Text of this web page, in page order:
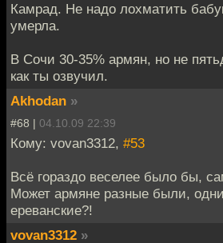
Камрад. Не надо лохматить
умерла.
В Сочи 30-35% армян, но не
как ты озвучил.
Akhodan »
#68 | 04.10.09 22:39
Кому: vovan3312, #53
Всё гораздо веселее было бы,
Может армяне разные были,
ереванские?!
vovan3312 »